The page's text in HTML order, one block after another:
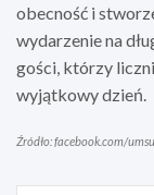
obecność i
wydarzenie na
gości, którzy
wyjątkowy dzień.
Źródło: facebook.com/